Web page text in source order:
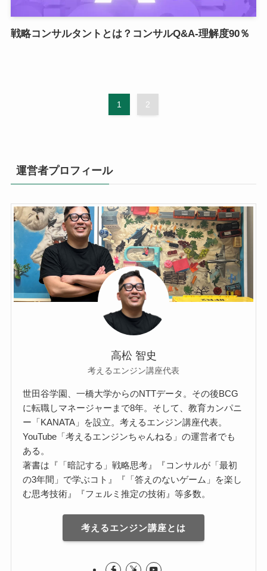
戦略コンサルタントとは？コンサルQ&A-理解度90％
1 2
運営者プロフィール
高松 智史
考えるエンジン講座代表
世田谷学園、一橋大学からのNTTデータ。その後BCG
に転職しマネージャーまで8年。そして、教育カンパニ
ー「KANATA」を設立。考えるエンジン講座代表。
YouTube「考えるエンジンちゃんねる」の運営者でも
ある。
著書は『「暗記する」戦略思考』『コンサルが「最初
の3年間」で学ぶコト』『「答えのないゲーム」を楽し
む思考技術』『フェルミ推定の技術』等多数。
考えるエンジン講座とは